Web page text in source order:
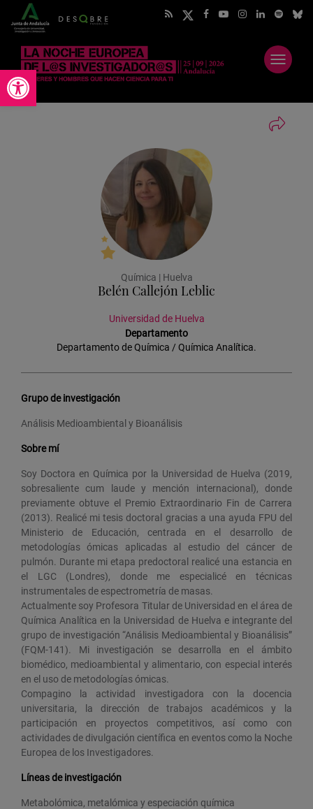
Abrir barra de herramientas
Abrir
menú
Química | Huelva
Belén Callejón Leblic
Universidad de Huelva
Departamento
Departamento de Química / Química Analítica.
Grupo de investigación
Análisis Medioambiental y Bioanálisis
Sobre mí
Soy Doctora en Química por la Universidad de Huelva (2019,
sobresaliente cum laude y mención internacional), donde
previamente obtuve el Premio Extraordinario Fin de Carrera
(2013). Realicé mi tesis doctoral gracias a una ayuda FPU del
Ministerio de Educación, centrada en el desarrollo de
metodologías ómicas aplicadas al estudio del cáncer de
pulmón. Durante mi etapa predoctoral realicé una estancia en
el LGC (Londres), donde me especialicé en técnicas
instrumentales de espectrometría de masas.
Actualmente soy Profesora Titular de Universidad en el área de
Química Analítica en la Universidad de Huelva e integrante del
grupo de investigación “Análisis Medioambiental y Bioanálisis”
(FQM-141). Mi investigación se desarrolla en el ámbito
biomédico, medioambiental y alimentario, con especial interés
en el uso de metodologías ómicas.
Compagino la actividad investigadora con la docencia
universitaria, la dirección de trabajos académicos y la
participación en proyectos competitivos, así como con
actividades de divulgación científica en eventos como la Noche
Europea de los Investigadores.
Líneas de investigación
Metabolómica, metalómica y especiación química